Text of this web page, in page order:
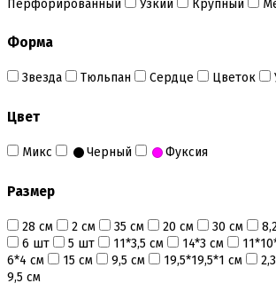
Инструменты для
Текстурные листы
Коврики силиконовые для
Кондитерский
Кондитерский
Венчики кисточки лопатки
Перфорированный
Узкий Крупный
Форма
Звезда Тюльпан Сердце Цветок
Цвет
Микс Черный Фуксия
Размер
28 см 2 см 35 см 20 см 30 см
6 шт
5 шт 11*3,5 см 14*3 см
6*4 см
15 см 9,5 см 19,5*19,5*1 см
9,5 см